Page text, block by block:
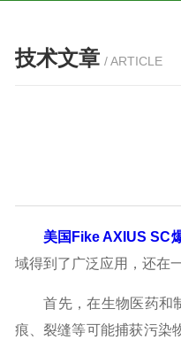
132SB/2参数及应用
160MA/2参数及应用
农业领域应用
数特点介绍
参数特点介绍
技术文章 / ARTICLE
美国Fike AXIUS SC
域得到了广泛应用，还在
首先，在生物医药和制
痕、裂缝等可能捕获污染